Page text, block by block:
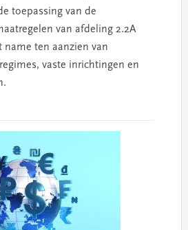
toepassing van de
van afdeling 2.2A
name ten aanzien van
vaste inrichtingen en